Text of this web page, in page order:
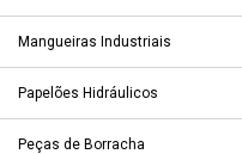
Mangueiras Industriais
Papelões Hidráulicos
Peças de Borracha